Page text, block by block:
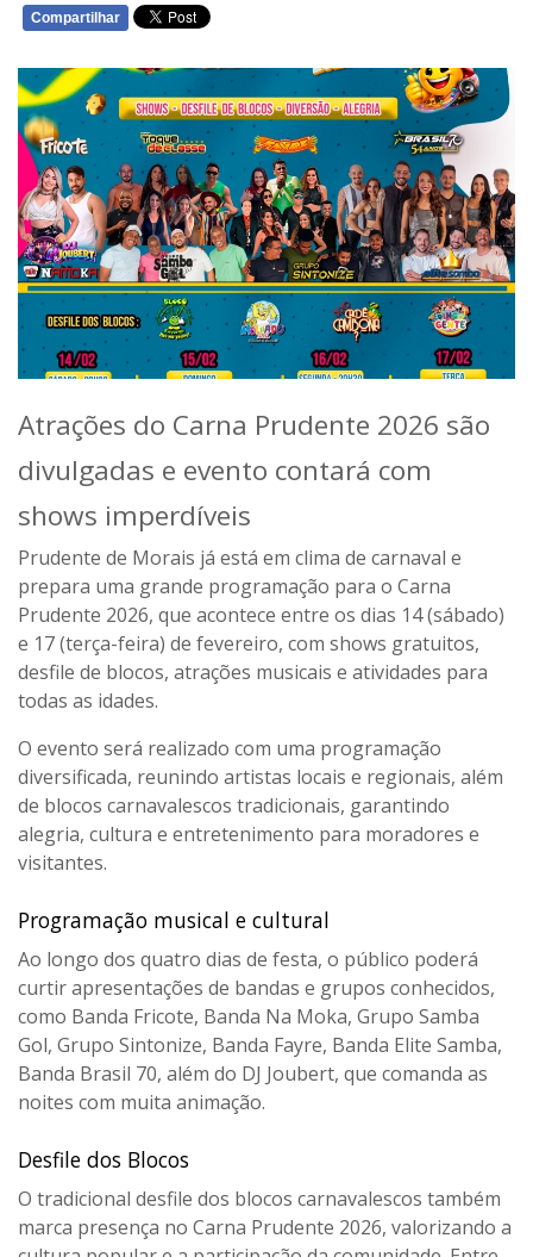
Compartilhar
Atrações do Carna Prudente 2026 são
divulgadas e evento contará com
shows imperdíveis
Prudente de Morais já está em clima de carnaval e
prepara uma grande programação para o Carna
Prudente 2026, que acontece entre os dias 14 (sábado)
e 17 (terça-feira) de fevereiro, com shows gratuitos,
desfile de blocos, atrações musicais e atividades para
todas as idades.
O evento será realizado com uma programação
diversificada, reunindo artistas locais e regionais, além
de blocos carnavalescos tradicionais, garantindo
alegria, cultura e entretenimento para moradores e
visitantes.
Programação musical e cultural
Ao longo dos quatro dias de festa, o público poderá
curtir apresentações de bandas e grupos conhecidos,
como Banda Fricote, Banda Na Moka, Grupo Samba
Gol, Grupo Sintonize, Banda Fayre, Banda Elite Samba,
Banda Brasil 70, além do DJ Joubert, que comanda as
noites com muita animação.
Desfile dos Blocos
O tradicional desfile dos blocos carnavalescos também
marca presença no Carna Prudente 2026, valorizando a